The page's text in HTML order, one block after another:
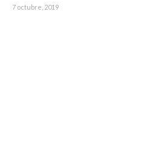
7 octubre, 2019